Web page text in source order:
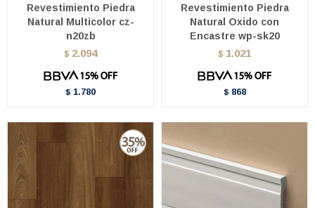
Revestimiento Piedra
Natural Multicolor cz-
n20zb
$ 2.094
$ 1.780
Revestimiento Piedra
Natural Oxido con
Encastre wp-sk20
$ 1.021
$ 868